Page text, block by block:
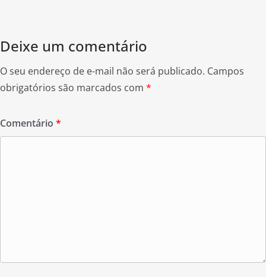
Deixe um comentário
O seu endereço de e-mail não será publicado. Campos
obrigatórios são marcados com *
Comentário *